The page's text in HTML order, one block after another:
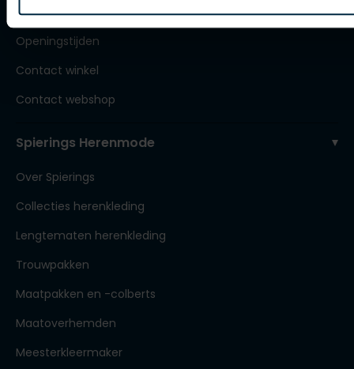
Winkel
Openingstijden
Contact winkel
Contact webshop
Spierings Herenmode
Over Spierings
Collecties herenkleding
Lengtematen herenkleding
Trouwpakken
Maatpakken en -colberts
Maatoverhemden
Meesterkleermaker